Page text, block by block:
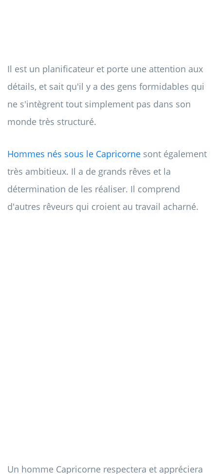
Il est un planificateur et porte une attention aux
détails, et sait qu'il y a des gens formidables qui
ne s'intègrent tout simplement pas dans son
monde très structuré.
Hommes nés sous le Capricorne sont également
très ambitieux. Il a de grands rêves et la
détermination de les réaliser. Il comprend
d'autres rêveurs qui croient au travail acharné.
Un homme Capricorne respectera et appréciera